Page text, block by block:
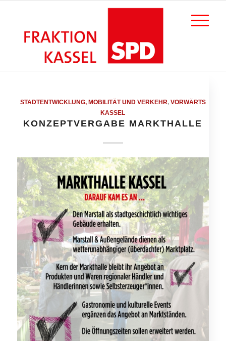
STADTENTWICKLUNG, MOBILITÄT UND VERKEHR, VORWÄRTS
KASSEL
KONZEPTVERGABE MARKTHALLE